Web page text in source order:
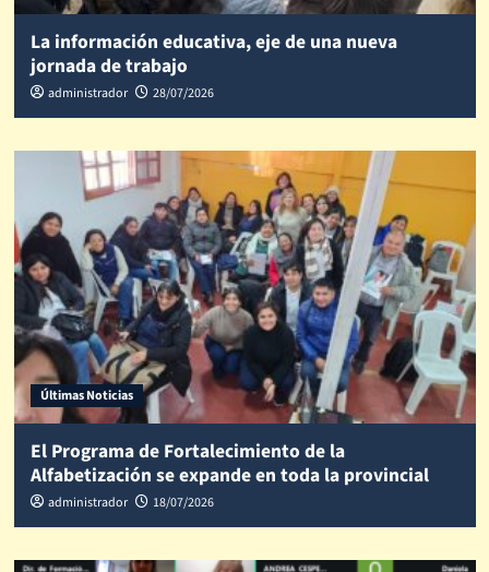
La información educativa, eje de una nueva
jornada de trabajo
administrador 28/07/2026
Últimas Noticias
El Programa de Fortalecimiento de la
Alfabetización se expande en toda la provincial
administrador 18/07/2026